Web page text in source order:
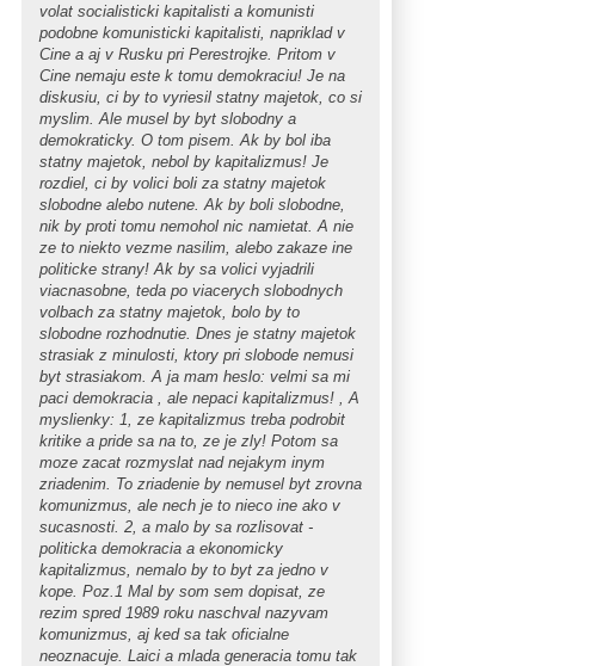
volat socialisticki kapitalisti a komunisti
podobne komunisticki kapitalisti, napriklad v
Cine a aj v Rusku pri Perestrojke. Pritom v
Cine nemaju este k tomu demokraciu! Je na
diskusiu, ci by to vyriesil statny majetok, co si
myslim. Ale musel by byt slobodny a
demokraticky. O tom pisem. Ak by bol iba
statny majetok, nebol by kapitalizmus! Je
rozdiel, ci by volici boli za statny majetok
slobodne alebo nutene. Ak by boli slobodne,
nik by proti tomu nemohol nic namietat. A nie
ze to niekto vezme nasilim, alebo zakaze ine
politicke strany! Ak by sa volici vyjadrili
viacnasobne, teda po viacerych slobodnych
volbach za statny majetok, bolo by to
slobodne rozhodnutie. Dnes je statny majetok
strasiak z minulosti, ktory pri slobode nemusi
byt strasiakom. A ja mam heslo: velmi sa mi
paci demokracia , ale nepaci kapitalizmus! , A
myslienky: 1, ze kapitalizmus treba podrobit
kritike a pride sa na to, ze je zly! Potom sa
moze zacat rozmyslat nad nejakym inym
zriadenim. To zriadenie by nemusel byt zrovna
komunizmus, ale nech je to nieco ine ako v
sucasnosti. 2, a malo by sa rozlisovat -
politicka demokracia a ekonomicky
kapitalizmus, nemalo by to byt za jedno v
kope. Poz.1 Mal by som sem dopisat, ze
rezim spred 1989 roku naschval nazyvam
komunizmus, aj ked sa tak oficialne
neoznacuje. Laici a mlada generacia tomu tak